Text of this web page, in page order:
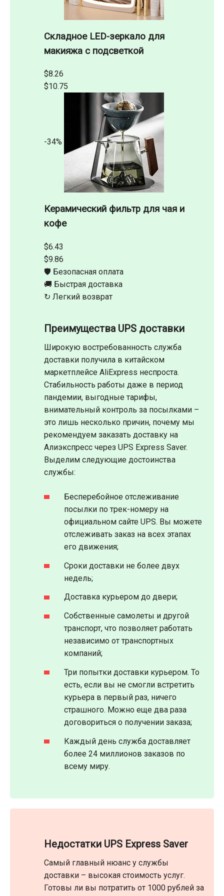
Складное LED-зеркало для
макияжа с подсветкой
$8.26
$10.75
-34%
Керамический фильтр для чая и
кофе
$6.43
$9.86
🛡️ Безопасная оплата
🚚 Быстрая доставка
↻ Легкий возврат
Преимущества UPS доставки
Широкую востребованность служба
доставки получила в китайском
маркетплейсе AliExpress неспроста.
Стабильность работы даже в период
пандемии, выгодные тарифы,
внимательный контроль за посылками –
это лишь несколько причин, почему мы
рекомендуем заказать доставку на
Алиэкспресс через UPS Express Saver.
Выделим следующие достоинства
службы:
Бесперебойное отслеживание
посылки по трек-номеру на
официальном сайте UPS. Вы можете
отслеживать заказ на всех этапах
его движения;
Сроки доставки не более двух
недель;
Доставка курьером до двери;
Собственные самолеты и другой
транспорт, что позволяет работать
независимо от транспортных
компаний;
Три попытки доставки курьером. То
есть, если вы не смогли встретить
курьера в первый раз, ничего
страшного. Можно еще два раза
договориться о получении заказа;
Каждый день служба доставляет
более 24 миллионов заказов по
всему миру.
Недостатки UPS Express Saver
Самый главный нюанс у службы
доставки – высокая стоимость услуг.
Готовы ли вы потратить от 1000 рублей за